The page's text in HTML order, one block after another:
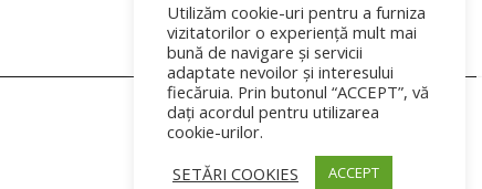
ADD TO CART
Utilizăm cookie-uri pentru a furniza
vizitatorilor o experiență mult mai
bună de navigare și servicii
adaptate nevoilor și interesului
fiecăruia. Prin butonul “ACCEPT”, vă
dați acordul pentru utilizarea
cookie-urilor.
SETĂRI COOKIES
ACCEPT